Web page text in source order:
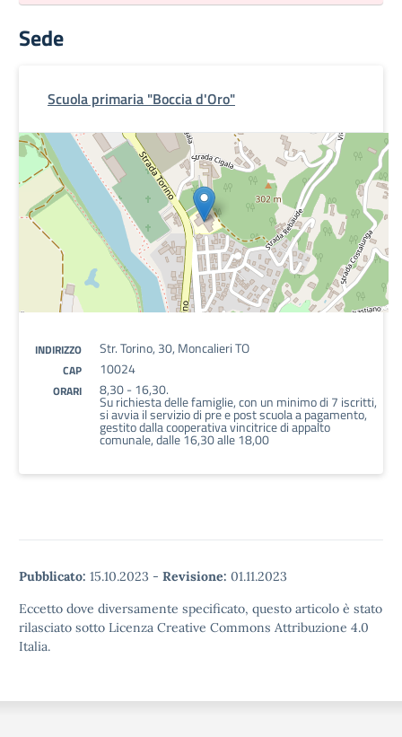
Sede
Scuola primaria "Boccia d'Oro"
INDIRIZZO Str. Torino, 30, Moncalieri TO
CAP 10024
ORARI 8,30 - 16,30.
Su richiesta delle famiglie, con un minimo di 7 iscritti,
si avvia il servizio di pre e post scuola a pagamento,
gestito dalla cooperativa vincitrice di appalto
comunale, dalle 16,30 alle 18,00
Pubblicato: 15.10.2023 - Revisione: 01.11.2023
Eccetto dove diversamente specificato, questo articolo è stato
rilasciato sotto Licenza Creative Commons Attribuzione 4.0
Italia.